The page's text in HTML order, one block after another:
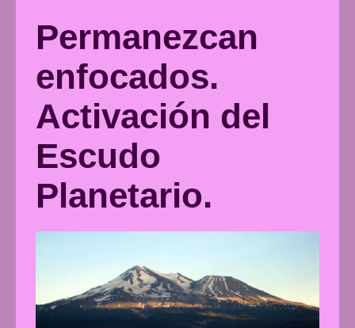
Permanezcan
enfocados.
Activación del
Escudo
Planetario.